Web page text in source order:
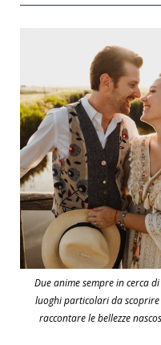
Due anime sempre in cerca
luoghi particolari da
raccontare le bellezze